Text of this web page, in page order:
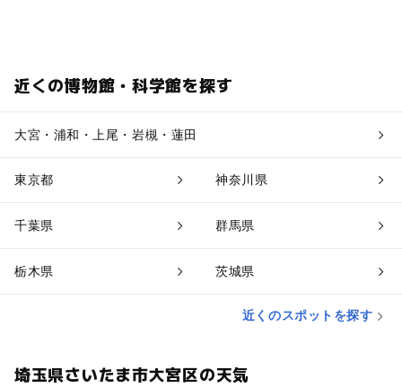
近くの博物館・科学館を探す
大宮・浦和・上尾・岩槻・蓮田
東京都 神奈川県
千葉県 群馬県
栃木県 茨城県
近くのスポットを探す
埼玉県さいたま市大宮区の天気